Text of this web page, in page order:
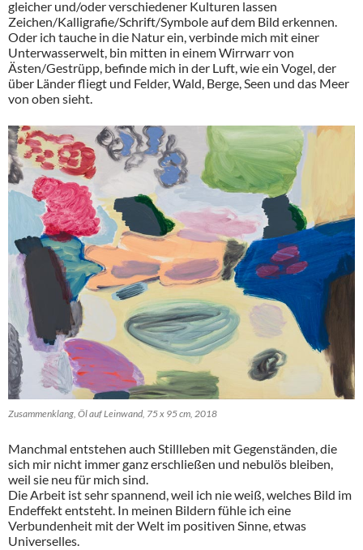
gleicher und/oder verschiedener Kulturen lassen
Zeichen/Kalligrafie/Schrift/Symbole auf dem Bild erkennen.
Oder ich tauche in die Natur ein, verbinde mich mit einer
Unterwasserwelt, bin mitten in einem Wirrwarr von
Ästen/Gestrüpp, befinde mich in der Luft, wie ein Vogel, der
über Länder fliegt und Felder, Wald, Berge, Seen und das Meer
von oben sieht.
Zusammenklang, Öl auf Leinwand, 75 x 95 cm, 2018
Manchmal entstehen auch Stillleben mit Gegenständen, die
sich mir nicht immer ganz erschließen und nebulös bleiben,
weil sie neu für mich sind.
Die Arbeit ist sehr spannend, weil ich nie weiß, welches Bild im
Endeffekt entsteht. In meinen Bildern fühle ich eine
Verbundenheit mit der Welt im positiven Sinne, etwas
Universelles.